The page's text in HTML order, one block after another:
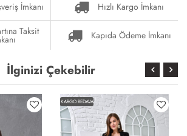
İmkanı
Hızlı Kargo İmkanı
Taksit
Kapıda Ödeme İmkanı
İlginizi Çekebilir
KARGO BEDAVA